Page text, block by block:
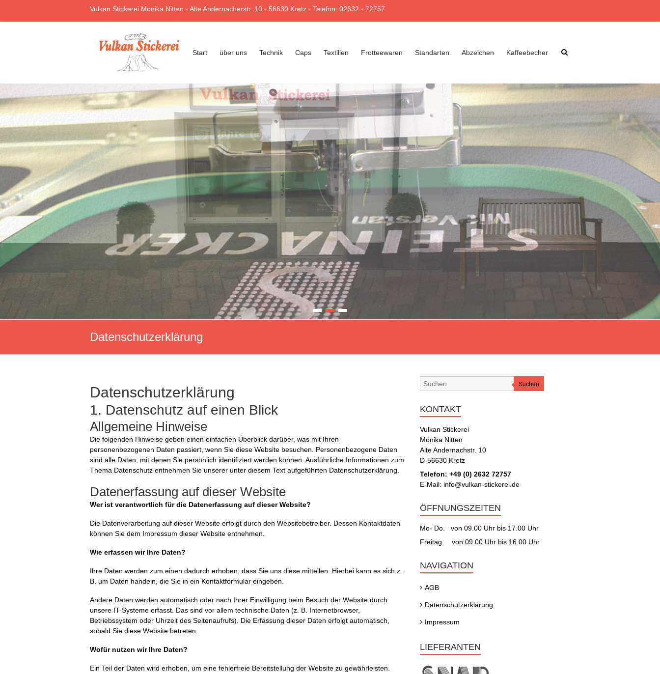
Vulkan Stickerei Monika Nitten - Alte Andernacherstr. 10 - 56630 Kretz - Telefon: 02632 - 72757
Vulkan
Stickerei
Nitten
Start über uns Technik Caps Textilien Frotteewaren Standarten Abzeichen Kaffeebecher
Datenschutzerklärung
Datenschutz­erklärung
1. Datenschutz auf einen Blick
Allgemeine Hinweise
Die folgenden Hinweise geben einen einfachen Überblick darüber, was mit Ihren
personenbezogenen Daten passiert, wenn Sie diese Website besuchen. Personenbezogene Daten
sind alle Daten, mit denen Sie persönlich identifiziert werden können. Ausführliche Informationen zum
Thema Datenschutz entnehmen Sie unserer unter diesem Text aufgeführten Datenschutzerklärung.
Datenerfassung auf dieser Website
Wer ist verantwortlich für die Datenerfassung auf dieser Website?
Die Datenverarbeitung auf dieser Website erfolgt durch den Websitebetreiber. Dessen Kontaktdaten
können Sie dem Impressum dieser Website entnehmen.
Wie erfassen wir Ihre Daten?
Ihre Daten werden zum einen dadurch erhoben, dass Sie uns diese mitteilen. Hierbei kann es sich z.
B. um Daten handeln, die Sie in ein Kontaktformular eingeben.
Andere Daten werden automatisch oder nach Ihrer Einwilligung beim Besuch der Website durch
unsere IT-Systeme erfasst. Das sind vor allem technische Daten (z. B. Internetbrowser,
Betriebssystem oder Uhrzeit des Seitenaufrufs). Die Erfassung dieser Daten erfolgt automatisch,
sobald Sie diese Website betreten.
Wofür nutzen wir Ihre Daten?
Ein Teil der Daten wird erhoben, um eine fehlerfreie Bereitstellung der Website zu gewährleisten.
Suchen
KONTAKT
Vulkan Stickerei
Monika Nitten
Alte Andernachstr. 10
D-56630 Kretz
Telefon: +49 (0) 2632 72757
E-Mail: info@vulkan-stickerei.de
ÖFFNUNGSZEITEN
Mo- Do. von 09.00 Uhr bis 17.00 Uhr
Freitag von 09.00 Uhr bis 16.00 Uhr
NAVIGATION
AGB
Datenschutzerklärung
Impressum
LIEFERANTEN